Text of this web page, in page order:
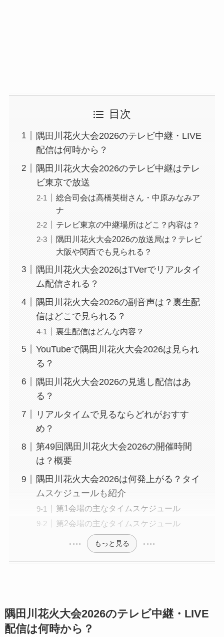
目次
隅田川花火大会2026のテレビ中継・LIVE
配信は何時から？
隅田川花火大会2026のテレビ中継はテレ
ビ東京で放送
総合司会は高橋英樹さん・中原みなみア
ナ
テレビ東京の中継場所はどこ？内容は？
隅田川花火大会2026の放送局は？テレビ
大阪や関西でも見られる？
隅田川花火大会2026はTVerでリアルタイ
ム配信される？
隅田川花火大会2026の副音声は？裏生配
信はどこで見られる？
裏生配信はどんな内容？
YouTubeで隅田川花火大会2026は見られ
る？
隅田川花火大会2026の見逃し配信はあ
る？
リアルタイムで見るならどれがおすす
め？
第49回隅田川花火大会2026の開催時間
は？概要
隅田川花火大会2026は何発上がる？タイ
ムスケジュールも紹介
第1会場の主なタイムスケジュール
第2会場の主なタイムスケジュール
もっと見る
隅田川花火大会2026のテレビ中継・LIVE
配信は何時から？